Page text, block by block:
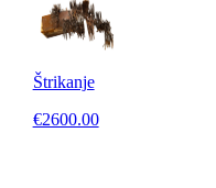
Štrikanje
€2600.00